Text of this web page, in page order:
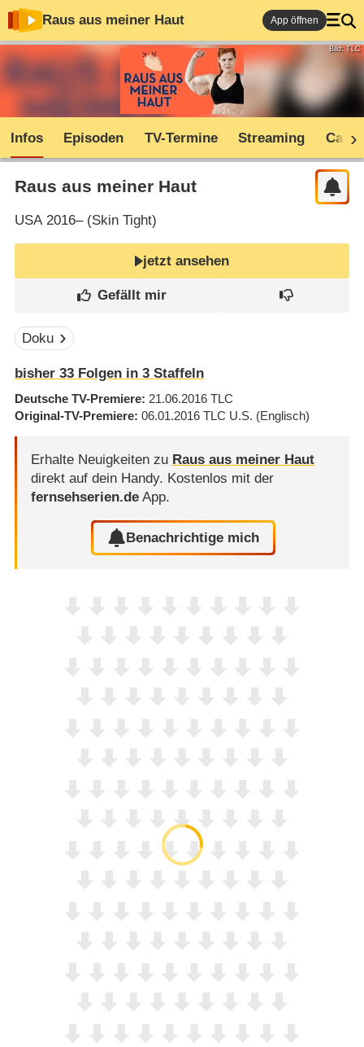
Raus aus meiner Haut App öffnen
Bild: TLC
Infos Episoden TV-Termine Streaming Cast
Raus aus meiner Haut
USA2016– (Skin Tight)
jetzt ansehen
Doku
bisher 33Folgen in 3Staffeln
Deutsche TV-Premiere 21.06.2016 TLC
Original-TV-Premiere 06.01.2016 TLC U.S. (Englisch)
Erhalte Neuigkeiten zu Raus aus meiner Haut
direkt auf dein Handy. Kostenlos mit der
fernsehserien.deApp.
Benachrichtige mich